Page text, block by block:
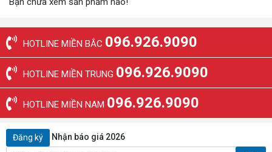
HOTLINE MIỀN BẮC 096.926.9090
HOTLINE MIỀN TRUNG 096.926.9090
HOTLINE MIỀN NAM 096.926.9090
Đăng ký Nhận báo giá 2026